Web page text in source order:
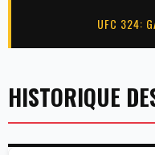
UFC 324:
HISTORIQUE